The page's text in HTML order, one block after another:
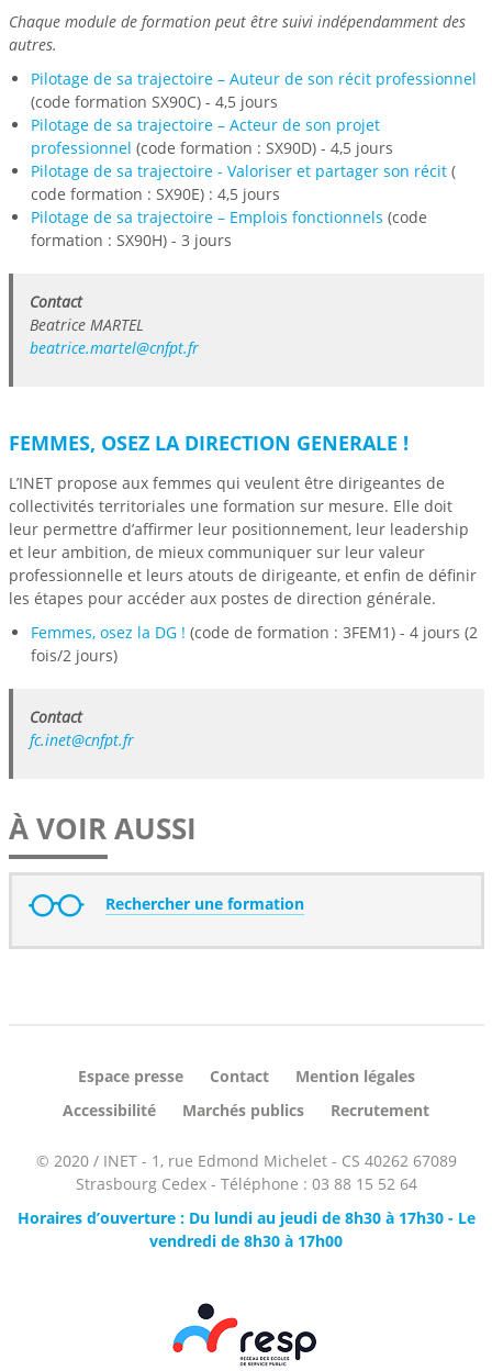
Chaque module de formation peut être suivi indépendamment des
autres.
Pilotage de sa trajectoire – Auteur de son récit professionnel
(code formation SX90C) - 4,5 jours
Pilotage de sa trajectoire – Acteur de son projet
professionnel (code formation : SX90D) - 4,5 jours
Pilotage de sa trajectoire - Valoriser et partager son récit(
code formation : SX90E) : 4,5 jours
Pilotage de sa trajectoire – Emplois fonctionnels (code
formation : SX90H) - 3 jours
Contact
Beatrice MARTEL
beatrice.martel@cnfpt.fr
FEMMES, OSEZ LA DIRECTION GENERALE !
L’INET propose aux femmes qui veulent être dirigeantes de
collectivités territoriales une formation sur mesure. Elle doit
leur permettre d’affirmer leur positionnement, leur leadership
et leur ambition, de mieux communiquer sur leur valeur
professionnelle et leurs atouts de dirigeante, et enfin de définir
les étapes pour accéder aux postes de direction générale.
Femmes, osez la DG ! (code de formation : 3FEM1) - 4 jours (2
fois/2 jours)
Contact
fc.inet@cnfpt.fr
À VOIR AUSSI
Rechercher une formation
Espace presse Contact
Mention légales
Accessibilité
Marchés publics Recrutement
© 2020 / INET - 1, rue Edmond Michelet - CS 40262 67089
Strasbourg Cedex - Téléphone : 03 88 15 52 64
Horaires d’ouverture : Du lundi au jeudi de 8h30 à 17h30 - Le
vendredi de 8h30 à 17h00